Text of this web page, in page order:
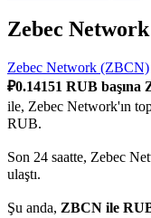
COIN-M Vadeli
Kripto Para Vadeli
TradFi
Zebec
Zebec Network (ZBCN)
₽0.14151 RUB başına
ile, Zebec Network'ın
RUB.
Son 24 saatte, Zebec
ulaştı.
Şu anda, ZBCN ile